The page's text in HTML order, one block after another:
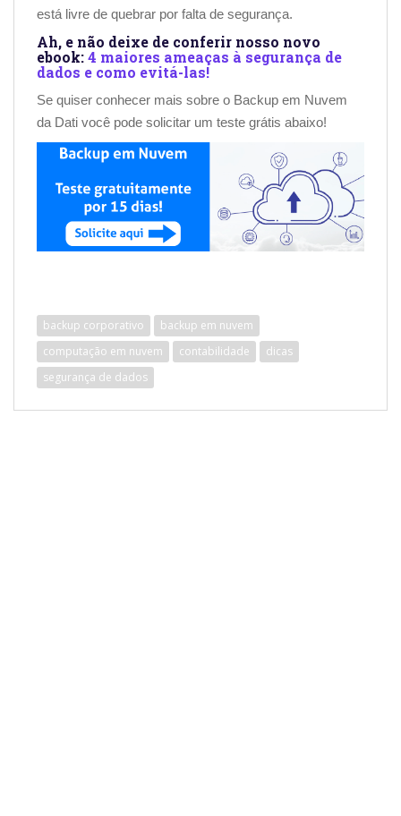
está livre de quebrar por falta de segurança.
Ah, e não deixe de conferir nosso novo
ebook:4 maiores ameaças à segurança de
dados e como evitá-las!
Se quiser conhecer mais sobre o Backup em Nuvem
da Dati você pode solicitar um teste grátis abaixo!
backup corporativo
backup em nuvem
computação em nuvem
contabilidade
dicas
segurança de dados